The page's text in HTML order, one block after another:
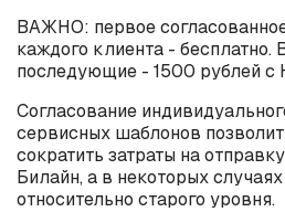
ВАЖНО: первое
каждого клиента - бесплатно.
последующие - 1500 рублей
Согласование
сервисных шаблонов
сократить затраты на
Билайн, а в некоторых
относительно старого уровня.